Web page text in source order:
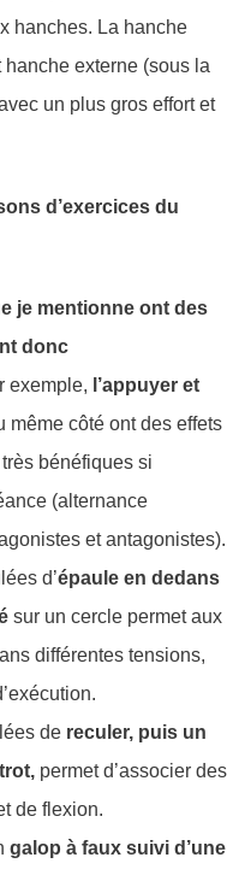
hanches. La hanche
externe (sous la
un plus gros effort et
d’exercices du
je mentionne ont des
donc
exemple, l’appuyer et
même côté ont des effets
bénéfiques si
(alternance
et antagonistes).
d’épaule en dedans
sur un cercle permet aux
différentes tensions,
de reculer, puis un
permet d’associer des
de flexion.
galop à faux suivi d’une